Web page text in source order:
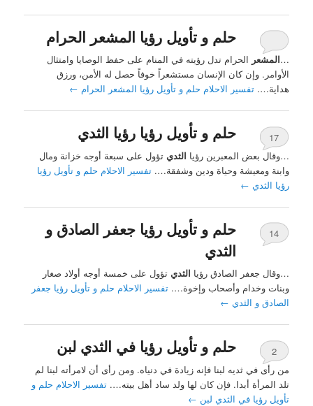
حلم و تأويل رؤيا المشعر الحرام
…المشعر الحرام تدل رؤيته في المنام على حفظ الوصايا وامتثال
الأوامر. وإن كان الإنسان مستشعراً خوفاً حصل له الأمن، ورزق
هداية….تفسير الاحلام حلم و تأويل رؤيا المشعر الحرام ←
حلم و تأويل رؤيا رؤيا الثدي
17
…وقال بعض المعبرين رؤيا الثدي تؤول على سبعة أوجه خزانة ومال
وابنة ومعيشة وحياة ودين وشفقة….تفسير الاحلام حلم و تأويل رؤيا
رؤيا الثدي ←
حلم و تأويل رؤيا جعفر الصادق و
الثدي
14
…وقال جعفر الصادق رؤيا الثدي تؤول على خمسة أوجه أولاد صغار
وبنات وخدام وأصحاب وإخوة….تفسير الاحلام حلم و تأويل رؤيا جعفر
الصادق و الثدي ←
حلم و تأويل رؤيا في الثدي لبن
2
من رأى في ثديه لبنا فإنه زيادة في دنياه. ومن رأى أن لامرأته لبنا لم
تلد المرأة أبدا. فإن كان لها ولد ساد أهل بيته….تفسير الاحلام حلم و
تأويل رؤيا في الثدي لبن ←